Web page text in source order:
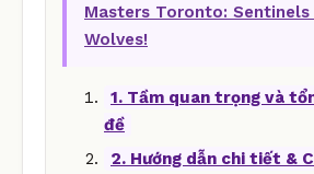
Masters Toronto: Sentinels
Wolves!
1. Tầm quan trọng và
đề
2. Hướng dẫn chi tiết &